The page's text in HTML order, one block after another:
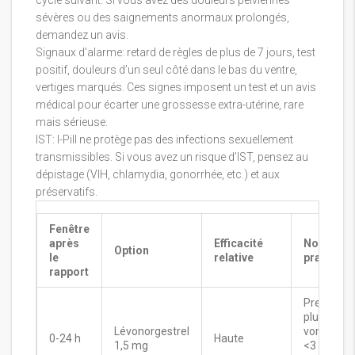
sévères ou des saignements anormaux prolongés,
demandez un avis.
Signaux d’alarme: retard de règles de plus de 7 jours, test
positif, douleurs d’un seul côté dans le bas du ventre,
vertiges marqués. Ces signes imposent un test et un avis
médical pour écarter une grossesse extra-utérine, rare
mais sérieuse.
IST: I-Pill ne protège pas des infections sexuellement
transmissibles. Si vous avez un risque d’IST, pensez au
dépistage (VIH, chlamydia, gonorrhée, etc.) et aux
préservatifs.
Fenêtre
après
le
rapport
Option
Efficacité
relative
Notes
pratiques
0-24 h
Lévonorgestrel
1,5 mg
Haute
Prendre
plus tôt; si
<3 h,